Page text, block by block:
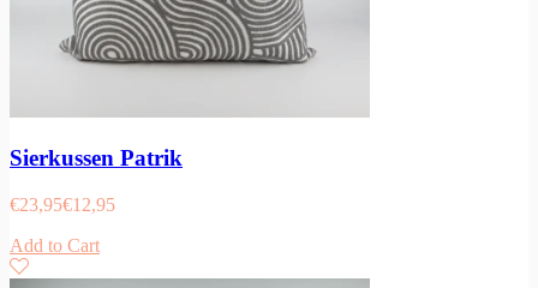
Sierkussen Patrik
€23,95€12,95
Add to Cart